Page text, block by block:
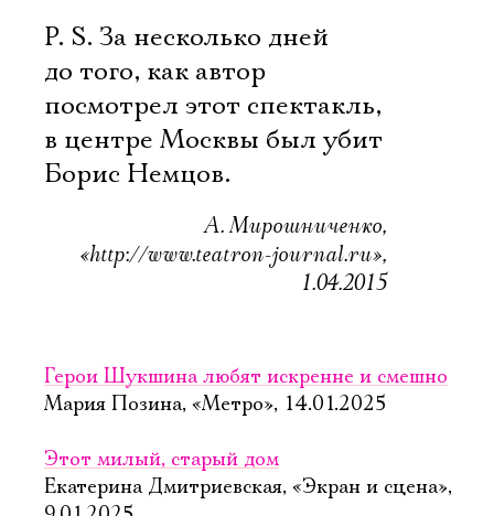
P. S. За несколько дней
до того, как автор
посмотрел этот спектакль,
в центре Москвы был убит
Борис Немцов.
А. Мирошниченко,
«http://www.teatron-journal.ru»,
1.04.2015
Герои Шукшина любят искренне и смешно
Мария Позина, «Метро», 14.01.2025
Этот милый, старый дом
Екатерина Дмитриевская, «Экран и сцена»,